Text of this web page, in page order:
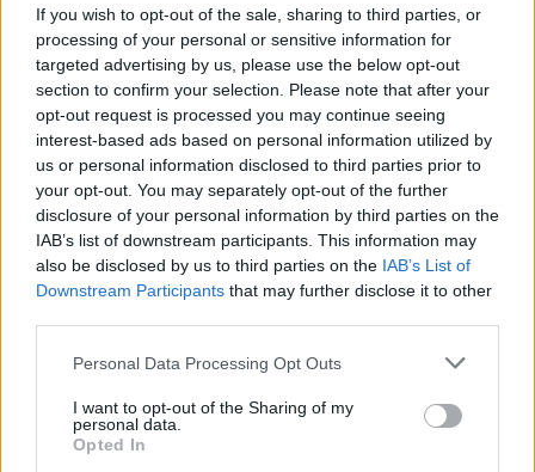
If you wish to opt-out of the sale, sharing to third parties, or
processing of your personal or sensitive information for
targeted advertising by us, please use the below opt-out
section to confirm your selection. Please note that after your
opt-out request is processed you may continue seeing
interest-based ads based on personal information utilized by
us or personal information disclosed to third parties prior to
your opt-out. You may separately opt-out of the further
disclosure of your personal information by third parties on the
IAB’s list of downstream participants. This information may
also be disclosed by us to third parties on the IAB’s List of
Downstream Participants that may further disclose it to other
Please note that this website/app uses one or more Google
not limited to your visit or usage behaviour. You may click to
grant or deny consent to Google and its third-party tags to
use your data for below specified purposes in below Google
Personal Data Processing Opt Outs
I want to opt-out of the Sharing of my
personal data.
Opted In
Continua a leggere